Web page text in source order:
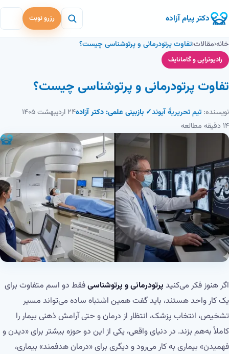
دکتر پیام آزاده رزرو نوبت
خانه‹مقالات‹تفاوت پرتودرمانی و پرتوشناسی چیست؟
رادیوتراپی و گامانایف
تفاوت پرتودرمانی و پرتوشناسی چیست؟
نویسنده: تیم تحریریهٔ آیوند✓ بازبینی علمی: دکتر آزاده۲۴ اردیبهشت ۱۴۰۵
اگر هنوز فکر می‌کنید پرتودرمانی و پرتوشناسیفقط دو اسم متفاوت برای
یک کار واحد هستند، باید گفت همین اشتباه ساده می‌تواند مسیر
تشخیص، انتخاب پزشک، انتظار از درمان و حتی آرامش ذهنی بیمار را
کاملاً به‌هم بزند. در دنیای واقعی، یکی از این دو حوزه بیشتر برای «دیدن و
فهمیدن» بیماری به کار می‌رود و دیگری برای «درمان هدفمند» بیماری،